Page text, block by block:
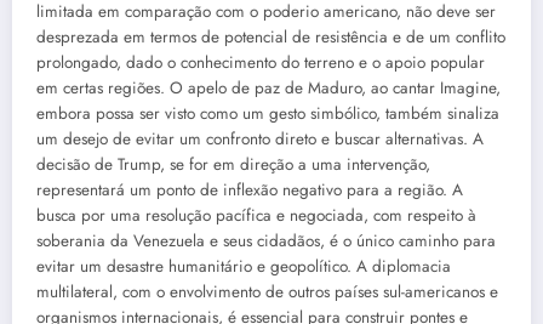
limitada em comparação com o poderio americano, não deve ser
desprezada em termos de potencial de resistência e de um conflito
prolongado, dado o conhecimento do terreno e o apoio popular
em certas regiões. O apelo de paz de Maduro, ao cantar Imagine,
embora possa ser visto como um gesto simbólico, também sinaliza
um desejo de evitar um confronto direto e buscar alternativas. A
decisão de Trump, se for em direção a uma intervenção,
representará um ponto de inflexão negativo para a região. A
busca por uma resolução pacífica e negociada, com respeito à
soberania da Venezuela e seus cidadãos, é o único caminho para
evitar um desastre humanitário e geopolítico. A diplomacia
multilateral, com o envolvimento de outros países sul-americanos e
organismos internacionais, é essencial para construir pontes e